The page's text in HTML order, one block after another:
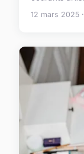
12 mars 2025